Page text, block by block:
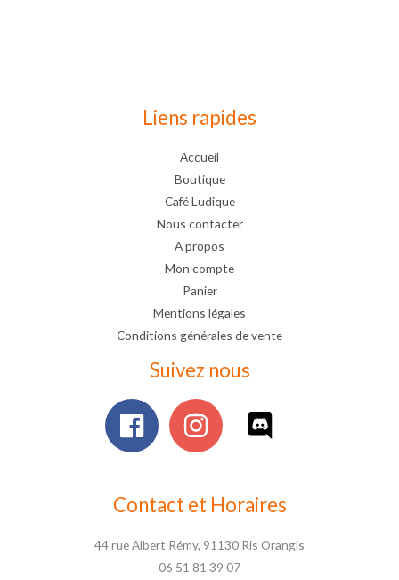
Liens rapides
Accueil
Boutique
Café Ludique
Nous contacter
A propos
Mon compte
Panier
Mentions légales
Conditions générales de vente
Suivez nous
Contact et Horaires
44 rue Albert Rémy, 91130 Ris Orangis
06 51 81 39 07